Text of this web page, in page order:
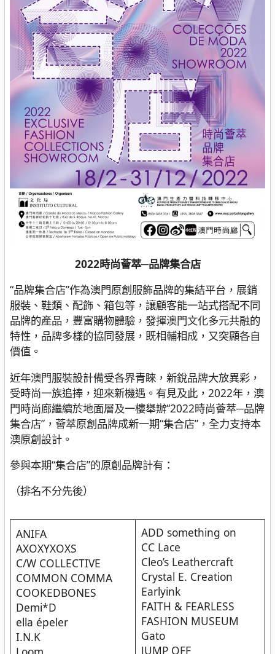
2022時尚薈萃─品牌集合店
“品牌集合店”作為澳門原創服飾品牌的集結平台，展銷
服裝、鞋類、配飾、箱包等，讓顧客能一站式搭配不同
品牌的產品，豐富購物體驗，發揮澳門文化多元共融的
特性，品牌多樣的協同發展，既相輔相成，又突顯各自
價值。
近年澳門服裝設計備受各界青睞，新銳品牌大放異彩，
受時尚一族追捧，迎來新機遇。有見及此，2022年，澳
門時尚廊繼續於地面層及一樓舉辦“2022時尚薈萃─品牌
集合店”，薈萃原創品牌成新一期“集合店”，全力支持本
澳原創設計。
參與本期“集合店”的原創品牌計有：
（排名不分先後）
ANIFA
AXOXYXOXS
C/W COLLECTIVE
COMMON COMMA
COOKEDBONES
Demi*D
ella épeler
I.N.K
ADD something on
CC Lace
Cleo’s Leathercraft
Crystal E. Creation
Earlyink
FAITH & FEARLESS
FASHION MUSEUM
Gato
JUMP OFF